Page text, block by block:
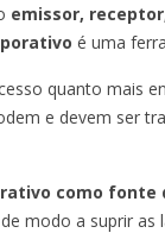
emissor,
é uma
quanto mais
e devem ser
como
modo a suprir as